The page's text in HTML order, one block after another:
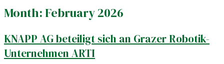
Month: February 2026
KNAPP AG beteiligt sich an Grazer Robotik-
Unternehmen ARTI